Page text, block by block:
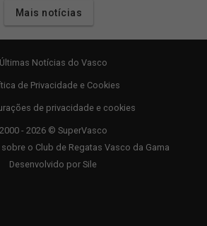
Mais notícias
Últimas Notícias do Vasco
de Privacidade e Cookies
de privacidade e cookies
2000 - 2026 © SuperVasco
o Club de Regatas Vasco da Gama
Desenvolvido por Sile